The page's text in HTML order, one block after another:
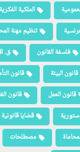
الملكية الفكرية
تنظيم مهنة
فلسفة القانون ق.
قانون البيئة قانون
قانون العمل قانون
قضايا قانونية
مصطلحات